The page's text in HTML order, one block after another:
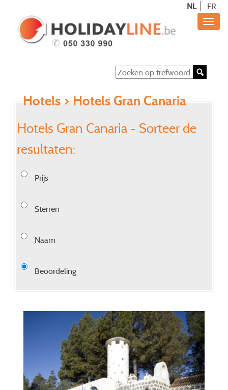
NL FR
Hotels> Hotels Gran Canaria
Hotels Gran Canaria - Sorteer de
resultaten:
Prijs
Sterren
Naam
Beoordeling